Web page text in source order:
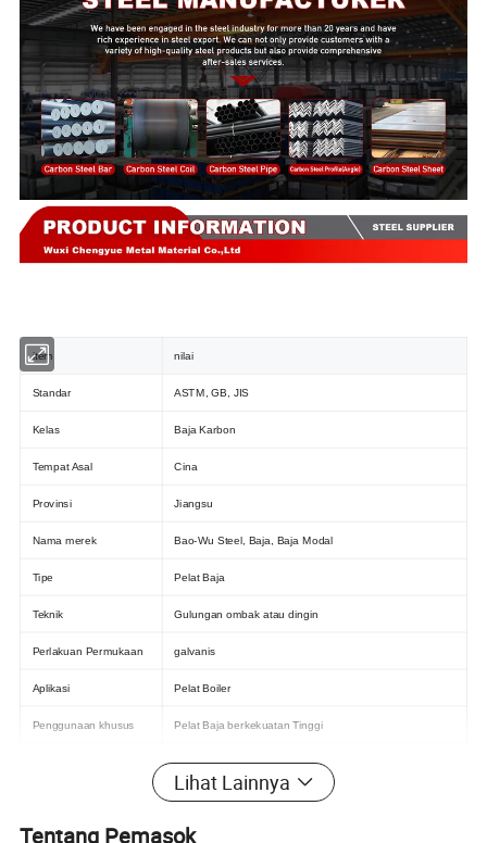
item nilai
Standar ASTM, GB, JIS
Kelas Baja Karbon
Tempat Asal Cina
Provinsi Jiangsu
Nama merek Bao-Wu Steel, Baja, Baja Modal
Tipe Pelat Baja
Teknik Gulungan ombak atau dingin
Perlakuan Permukaan galvanis
Aplikasi Pelat Boiler
Penggunaan khusus Pelat Baja berkekuatan Tinggi
600-2000mm
±5%
Tipe Lembar Baja yang digalvanisasi-panas
Lihat Lainnya
Tentang Pemasok